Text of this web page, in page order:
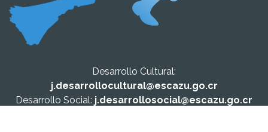
Desarrollo Cultural:
j.desarrollocultural@escazu.go.cr
Desarrollo Social: j.desarrollosocial@escazu.go.cr